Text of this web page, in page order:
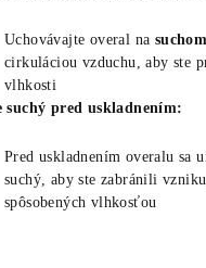
Uchovávajte overal na
cirkuláciou vzduchu, aby ste
vlhkosti
suchý pred uskladnením:
Pred uskladnením overalu sa
suchý, aby ste zabránili
spôsobených vlhkosťou